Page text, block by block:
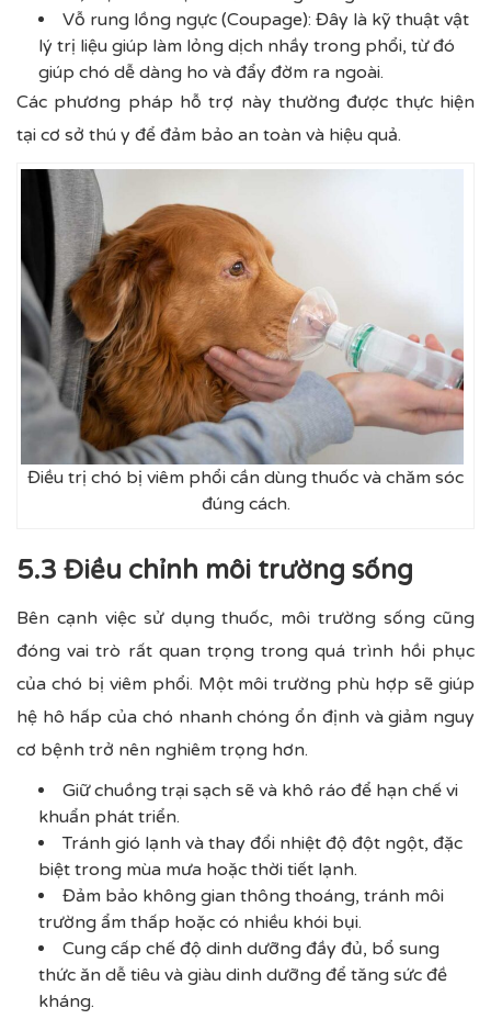
Vỗ rung lồng ngực (Coupage): Đây là kỹ thuật vật
lý trị liệu giúp làm lỏng dịch nhầy trong phổi, từ đó
giúp chó dễ dàng ho và đẩy đờm ra ngoài.
Các phương pháp hỗ trợ này thường được thực hiện
tại cơ sở thú y để đảm bảo an toàn và hiệu quả.
Điều trị chó bị viêm phổi cần dùng thuốc và chăm sóc
đúng cách.
5.3 Điều chỉnh môi trường sống
Bên cạnh việc sử dụng thuốc, môi trường sống cũng
đóng vai trò rất quan trọng trong quá trình hồi phục
của chó bị viêm phổi. Một môi trường phù hợp sẽ giúp
hệ hô hấp của chó nhanh chóng ổn định và giảm nguy
cơ bệnh trở nên nghiêm trọng hơn.
Giữ chuồng trại sạch sẽ và khô ráo để hạn chế vi
khuẩn phát triển.
Tránh gió lạnh và thay đổi nhiệt độ đột ngột, đặc
biệt trong mùa mưa hoặc thời tiết lạnh.
Đảm bảo không gian thông thoáng, tránh môi
trường ẩm thấp hoặc có nhiều khói bụi.
Cung cấp chế độ dinh dưỡng đầy đủ, bổ sung
thức ăn dễ tiêu và giàu dinh dưỡng để tăng sức đề
kháng.